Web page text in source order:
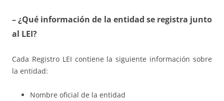
– ¿Qué información de la entidad se registra junto
al LEI?
Cada Registro LEI contiene la siguiente información sobre
la entidad:
Nombre oficial de la entidad